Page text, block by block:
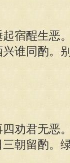
酲生恶。
谁同酌。
君无恶。
朝留酌。